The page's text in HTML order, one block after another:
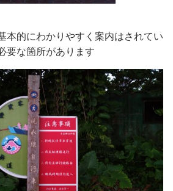
本的にわかりやすく案内はされてい
要な箇所があります